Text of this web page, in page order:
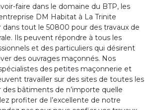
faire dans le domaine du BTP, les
DM Habitat à La Trinite
tout le 50800 pour des travaux de
Ils peuvent répondre à tous les
et des particuliers qui désirent
des ouvrages maçonnés. Nos
des petites maçonnerie et
travailler sur des sites de toutes les
des bâtiments de n’importe quelle
profiter de l’excellente de notre